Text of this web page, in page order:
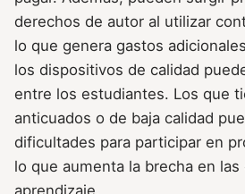
derechos de autor al utilizar
lo que genera gastos
los dispositivos de calidad
entre los estudiantes. Los que
anticuados o de baja calidad
dificultades para participar en
lo que aumenta la brecha en
aprendizaje.